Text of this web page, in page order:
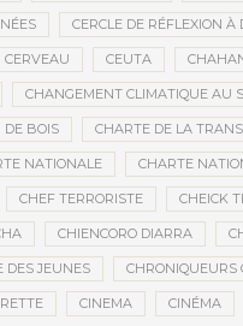
CERCLE DE RÉFLEXION À
CERVEAU CEUTA
CHANGEMENT CLIMATIQUE AU
BOIS CHARTE DE LA
NATIONALE CHARTE
CHEF TERRORISTE CHEICK
CHIENCORO DIARRA
DES JEUNES CHRONIQUEURS
CINEMA CINÉMA